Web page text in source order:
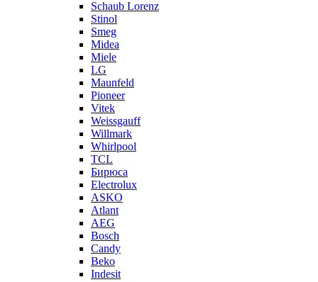
Schaub Lorenz
Stinol
Smeg
Midea
Miele
LG
Maunfeld
Pioneer
Vitek
Weissgauff
Willmark
Whirlpool
TCL
Бирюса
Electrolux
ASKO
Atlant
AEG
Bosch
Candy
Beko
Indesit